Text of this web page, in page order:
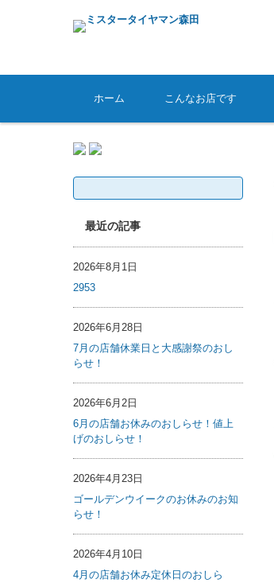
コンテンツに移動
ホーム
こんなお店です
検
最近の記事
2026年8月1日
2953
2026年6月28日
7月の店舗休業日と大感謝祭のおし
らせ！
2026年6月2日
6月の店舗お休みのおしらせ！値上
げのおしらせ！
2026年4月23日
ゴールデンウイークのお休みのお知
らせ！
2026年4月10日
4月の店舗お休み定休日のおしら